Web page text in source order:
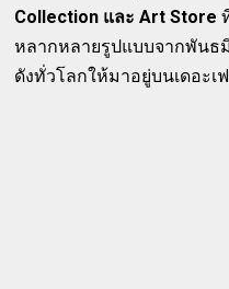
Collection และ Art Store
หลากหลายรูปแบบจากพันธ
ดังทั่วโลกให้มาอยู่บนเดอะเ